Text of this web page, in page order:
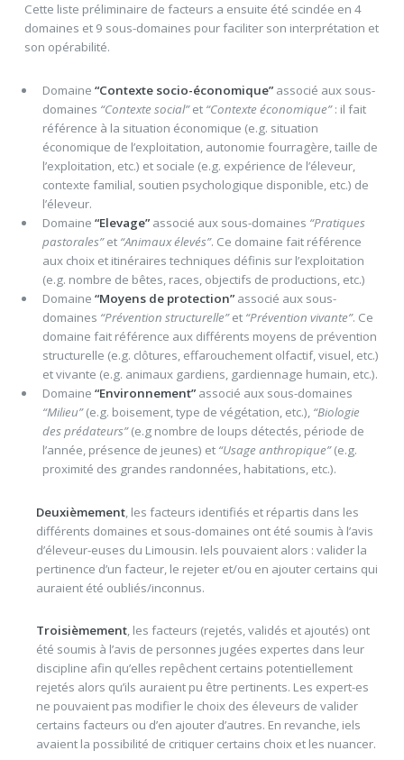
Cette liste préliminaire de facteurs a ensuite été scindée en 4
domaines et 9 sous-domaines pour faciliter son interprétation et
son opérabilité.
Domaine “Contexte socio-économique”associé aux sous-
domaines “Contexte social”et “Contexte économique”: il fait
référence à la situation économique (e.g. situation
économique de l’exploitation, autonomie fourragère, taille de
l’exploitation, etc.) et sociale (e.g. expérience de l’éleveur,
contexte familial, soutien psychologique disponible, etc.) de
l’éleveur.
Domaine “Elevage”associé aux sous-domaines “Pratiques
pastorales”et “Animaux élevés”. Ce domaine fait référence
aux choix et itinéraires techniques définis sur l’exploitation
(e.g. nombre de bêtes, races, objectifs de productions, etc.)
Domaine “Moyens de protection”associé aux sous-
domaines “Prévention structurelle”et “Prévention vivante”. Ce
domaine fait référence aux différents moyens de prévention
structurelle (e.g. clôtures, effarouchement olfactif, visuel, etc.)
et vivante (e.g. animaux gardiens, gardiennage humain, etc.).
Domaine “Environnement”associé aux sous-domaines
“Milieu”(e.g. boisement, type de végétation, etc.), “Biologie
des prédateurs”(e.g nombre de loups détectés, période de
l’année, présence de jeunes) et “Usage anthropique”(e.g.
proximité des grandes randonnées, habitations, etc.).
Deuxièmement, les facteurs identifiés et répartis dans les
différents domaines et sous-domaines ont été soumis à l’avis
d’éleveur-euses du Limousin. Iels pouvaient alors : valider la
pertinence d’un facteur, le rejeter et/ou en ajouter certains qui
auraient été oubliés/inconnus.
Troisièmement, les facteurs (rejetés, validés et ajoutés) ont
été soumis à l’avis de personnes jugées expertes dans leur
discipline afin qu’elles repêchent certains potentiellement
rejetés alors qu’ils auraient pu être pertinents. Les expert-es
ne pouvaient pas modifier le choix des éleveurs de valider
certains facteurs ou d’en ajouter d’autres. En revanche, iels
avaient la possibilité de critiquer certains choix et les nuancer.